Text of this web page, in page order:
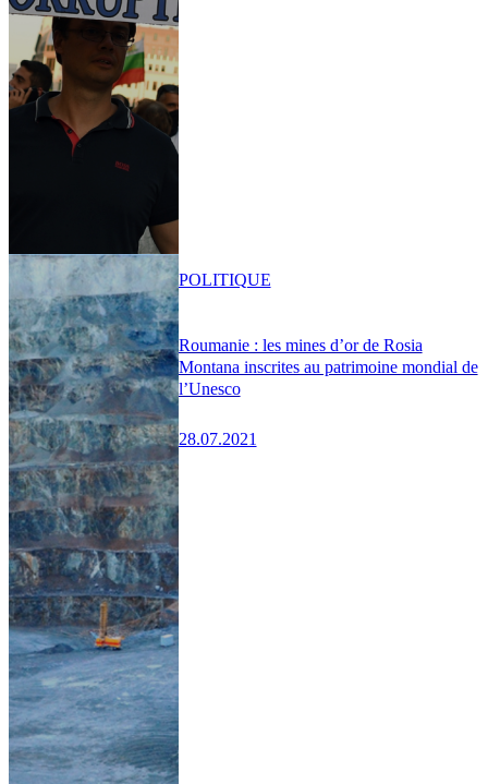
Roumanie : les mines d’or de Rosia
Montana inscrites au patrimoine mondial de
l’Unesco
28.07.2021
POLITIQUE